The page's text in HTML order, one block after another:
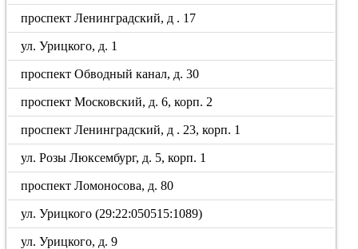
проспект Ленинградский, д . 17
ул. Урицкого, д. 1
проспект Обводный канал, д. 30
проспект Московский, д. 6, корп. 2
проспект Ленинградский, д . 23, корп. 1
ул. Розы Люксембург, д. 5, корп. 1
проспект Ломоносова, д. 80
ул. Урицкого (29:22:050515:1089)
ул. Урицкого, д. 9